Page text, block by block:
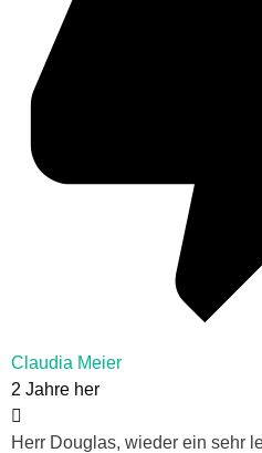
Claudia Meier
2 Jahre her
Herr Douglas, wieder ein sehr